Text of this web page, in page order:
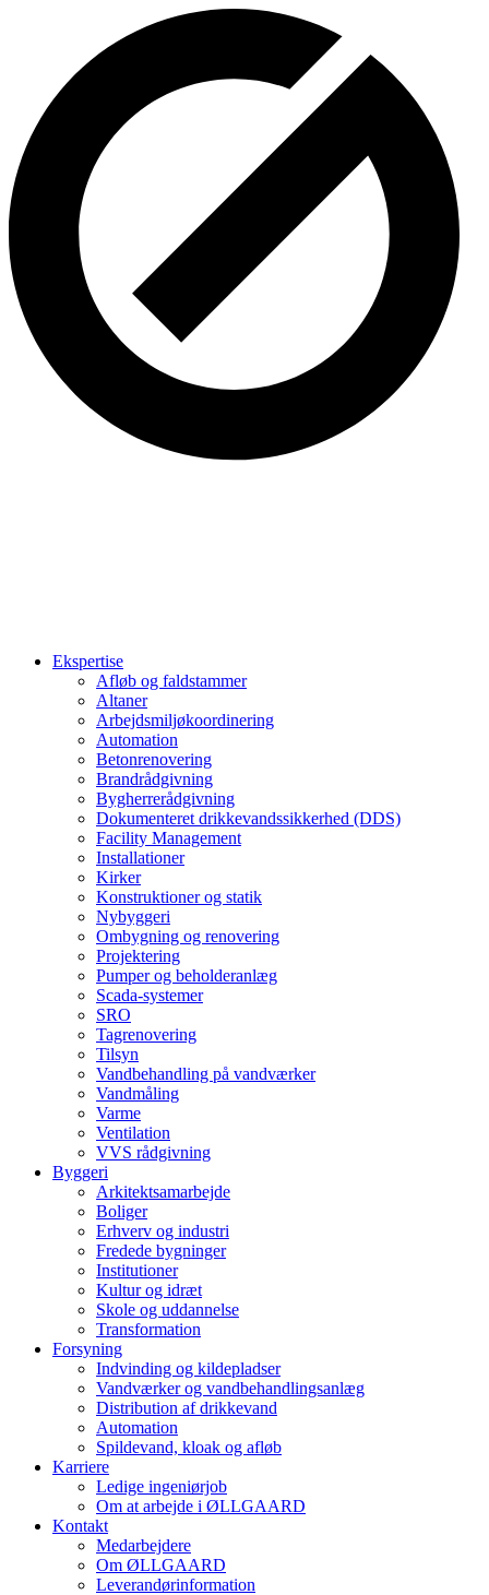
Ekspertise
Afløb og faldstammer
Altaner
Arbejdsmiljøkoordinering
Automation
Betonrenovering
Brandrådgivning
Bygherrerådgivning
Dokumenteret drikkevandssikkerhed (DDS)
Facility Management
Installationer
Kirker
Konstruktioner og statik
Nybyggeri
Ombygning og renovering
Projektering
Pumper og beholderanlæg
Scada-systemer
SRO
Tagrenovering
Tilsyn
Vandbehandling på vandværker
Vandmåling
Varme
Ventilation
VVS rådgivning
Byggeri
Arkitektsamarbejde
Boliger
Erhverv og industri
Fredede bygninger
Institutioner
Kultur og idræt
Skole og uddannelse
Transformation
Forsyning
Indvinding og kildepladser
Vandværker og vandbehandlingsanlæg
Distribution af drikkevand
Automation
Spildevand, kloak og afløb
Karriere
Ledige ingeniørjob
Om at arbejde i ØLLGAARD
Kontakt
Medarbejdere
Om ØLLGAARD
Leverandørinformation